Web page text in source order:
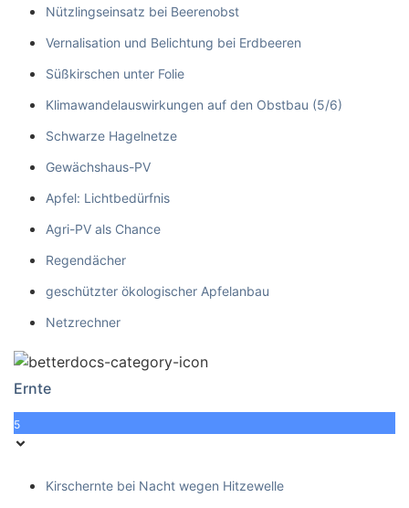
Nützlingseinsatz bei Beerenobst
Vernalisation und Belichtung bei Erdbeeren
Süßkirschen unter Folie
Klimawandelauswirkungen auf den Obstbau (5/6)
Schwarze Hagelnetze
Gewächshaus-PV
Apfel: Lichtbedürfnis
Agri-PV als Chance
Regendächer
geschützter ökologischer Apfelanbau
Netzrechner
Ernte
5
Kirschernte bei Nacht wegen Hitzewelle